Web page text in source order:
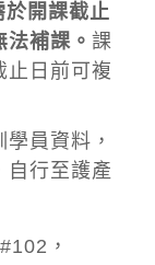
開課截止
補課。 課
止日前可複
員資料，
自行至護產
，